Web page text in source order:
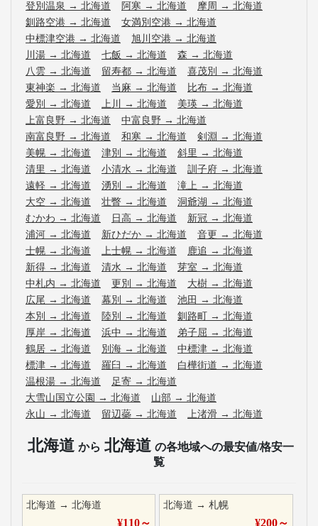
登別温泉 → 北海道 阿寒 → 北海道 摩周 → 北海道
釧路空港 → 北海道 女満別空港 → 北海道
中標津空港 → 北海道 旭川空港 → 北海道
川湯 → 北海道 七飯 → 北海道 森 → 北海道
八雲 → 北海道 留寿都 → 北海道 喜茂別 → 北海道
東神楽 → 北海道 当麻 → 北海道 比布 → 北海道
愛別 → 北海道 上川 → 北海道 美瑛 → 北海道
上富良野 → 北海道 中富良野 → 北海道
南富良野 → 北海道 和寒 → 北海道 剣淵 → 北海道
美幌 → 北海道 津別 → 北海道 斜里 → 北海道
清里 → 北海道 小清水 → 北海道 訓子府 → 北海道
遠軽 → 北海道 湧別 → 北海道 滝上 → 北海道
大空 → 北海道 壮瞥 → 北海道 洞爺湖 → 北海道
むかわ → 北海道 日高 → 北海道 新冠 → 北海道
浦河 → 北海道 新ひだか → 北海道 音更 → 北海道
士幌 → 北海道 上士幌 → 北海道 鹿追 → 北海道
新得 → 北海道 清水 → 北海道 芽室 → 北海道
中札内 → 北海道 更別 → 北海道 大樹 → 北海道
広尾 → 北海道 幕別 → 北海道 池田 → 北海道
本別 → 北海道 陸別 → 北海道 釧路町 → 北海道
厚岸 → 北海道 浜中 → 北海道 弟子屈 → 北海道
鶴居 → 北海道 別海 → 北海道 中標津 → 北海道
標津 → 北海道 羅臼 → 北海道 白樺街道 → 北海道
温根湯 → 北海道 足寄 → 北海道
大雪山国立公園 → 北海道 山部 → 北海道
永山 → 北海道 留辺蘂 → 北海道 上渚滑 → 北海道
北海道 から 北海道 の各地域への最安値/格安一
覧
北海道 → 北海道
¥110～
北海道 →札幌
¥200～